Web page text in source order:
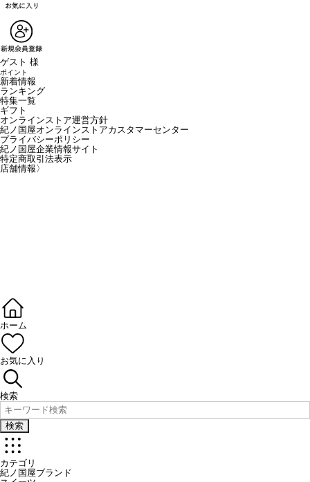
ゲスト 様
ポイント
新着情報
ランキング
特集一覧
ギフト
オンラインストア運営方針
紀ノ国屋オンラインストアカスタマーセンター
プライバシーポリシー
紀ノ国屋企業情報サイト
特定商取引法表示
店舗情報 〉
ホーム
お気に入り
検索
検索
カテゴリ
紀ノ国屋ブランド